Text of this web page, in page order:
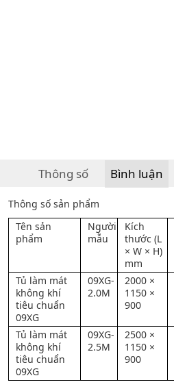
Thông số Bình luận
Thông số sản phẩm
Tên sản
phẩm
Người
mẫu
Kích
thước (L
× W × H)
mm
Tủ làm mát
không khí
tiêu chuẩn
09XG
09XG-
2.0M
2000 ×
1150 ×
900
Tủ làm mát
không khí
tiêu chuẩn
09XG
09XG-
2.5M
2500 ×
1150 ×
900